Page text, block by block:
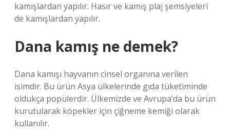
kamışlardan yapılır. Hasır ve kamış plaj şemsiyeleri
de kamışlardan yapılır.
Dana kamış ne demek?
Dana kamışı hayvanın cinsel organına verilen
isimdir. Bu ürün Asya ülkelerinde gıda tüketiminde
oldukça popülerdir. Ülkemizde ve Avrupa’da bu ürün
kurutularak köpekler için çiğneme kemiği olarak
kullanılır.